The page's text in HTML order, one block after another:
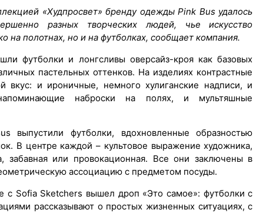
«Худпросвет» бренду одежды Pink Bus удалось
разных творческих людей, чье искусство
на полотнах, но и на футболках, сообщает компания.
футболки и лонгсливы оверсайз-кроя как базовых
пастельных оттенков. На изделиях контрастные
вкус: и ироничные, немного хулиганские надписи, и
наброски на полях, и мультяшные
выпустили футболки, вдохновленные образностью
В центре каждой – культовое выражение художника,
забавная или провокационная. Все они заключены в
ассоциацию с предметом посуды.
с Sofia Sketchers вышел дроп «Это самое»: футболки с
рассказывают о простых жизненных ситуациях, с